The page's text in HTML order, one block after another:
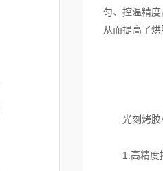
匀、控温精
从而提高了
光刻烤胶机
1.高精度控